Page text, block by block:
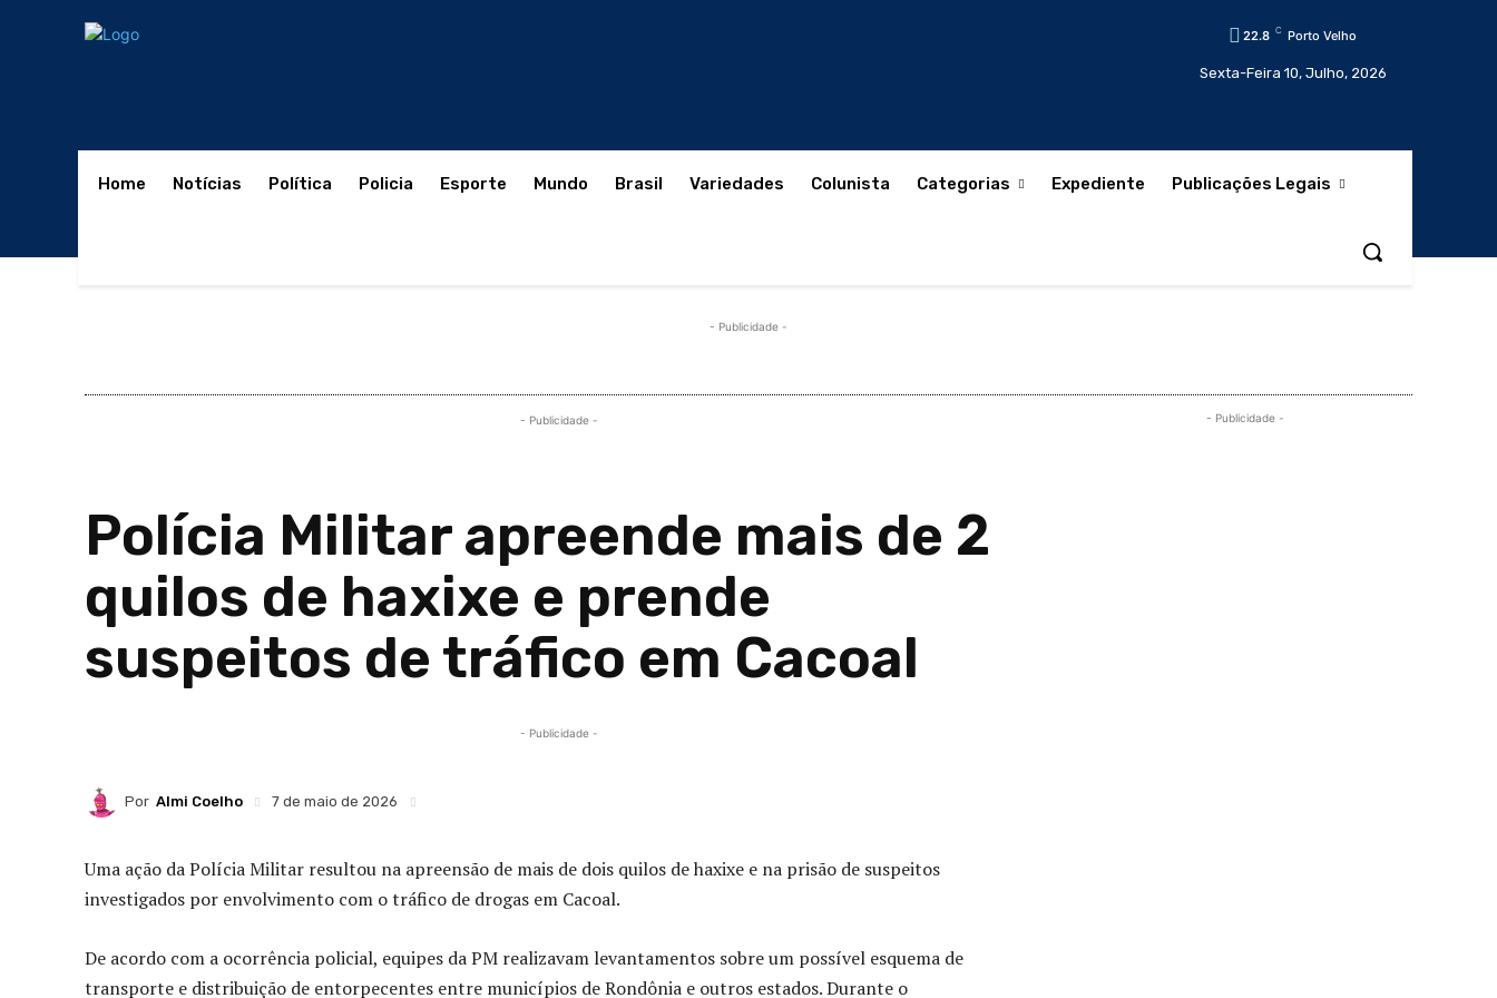
22.8 C Porto Velho
Sexta-Feira 10, Julho, 2026
Home Notícias Política Policia Esporte Mundo Brasil Variedades Colunista Categorias Expediente Publicações Legais
- Publicidade -
- Publicidade -
Polícia Militar apreende mais de 2
quilos de haxixe e prende
suspeitos de tráfico em Cacoal
- Publicidade -
Por Almi Coelho 7 de maio de 2026
Uma ação da Polícia Militar resultou na apreensão de mais de dois quilos de haxixe e na prisão de suspeitos
investigados por envolvimento com o tráfico de drogas em Cacoal.
De acordo com a ocorrência policial, equipes da PM realizavam levantamentos sobre um possível esquema de
transporte e distribuição de entorpecentes entre municípios deRondônia e outros estados. Durante o
- Publicidade -